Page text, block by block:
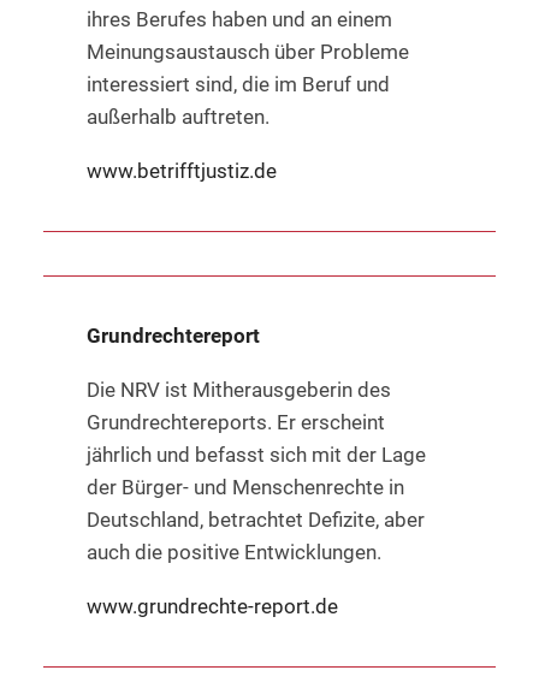
ihres Berufes haben und an einem
Meinungsaustausch über Probleme
interessiert sind, die im Beruf und
außerhalb auftreten.
www.betrifftjustiz.de
Grundrechtereport
Die NRV ist Mitherausgeberin des
Grundrechtereports. Er erscheint
jährlich und befasst sich mit der Lage
der Bürger- und Menschenrechte in
Deutschland, betrachtet Defizite, aber
auch die positive Entwicklungen.
www.grundrechte-report.de